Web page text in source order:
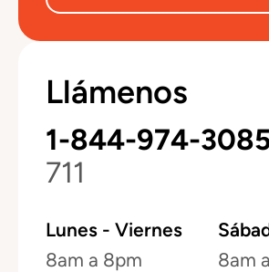
Llámenos
1-844-974-
711
Lunes - Viernes
8am a 8pm 8am